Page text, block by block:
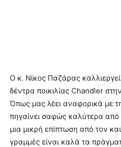
Ο κ. Νίκος Παζάρας
δέντρα ποικιλίας Chandler
Όπως μας λέει αναφορικά με
πηγαίνει σαφώς καλύτερα από
μια μικρή επίπτωση από τον
γραμμές είναι καλά τα